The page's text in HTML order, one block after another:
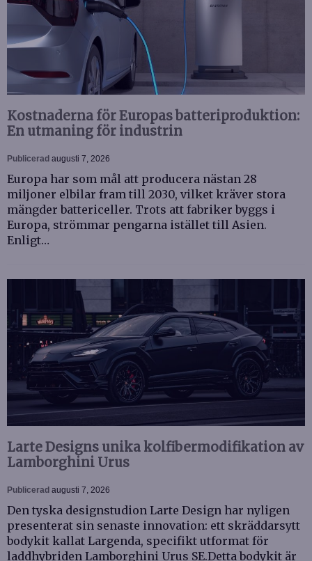
Kostnaderna för Europas batteriproduktion:
En utmaning för industrin
Publicerad augusti 7, 2026
Europa har som mål att producera nästan 28
miljoner elbilar fram till 2030, vilket kräver stora
mängder battericeller. Trots att fabriker byggs i
Europa, strömmar pengarna istället till Asien.
Enligt…
Larte Designs unika kolfibermodifikation av
Lamborghini Urus
Publicerad augusti 7, 2026
Den tyska designstudion Larte Design har nyligen
presenterat sin senaste innovation: ett skräddarsytt
bodykit kallat Largenda, specifikt utformat för
laddhybriden Lamborghini Urus SE.Detta bodykit är